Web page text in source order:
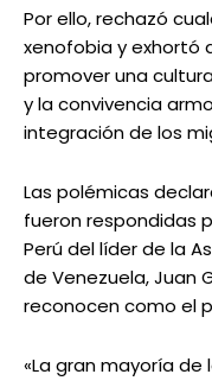
Por ello, rechazó
xenofobia y exhortó
promover una
y la convivencia
integración de los
Las polémicas
fueron respondidas
Perú del líder de la
de Venezuela, Juan
reconocen como el
«La gran mayoría